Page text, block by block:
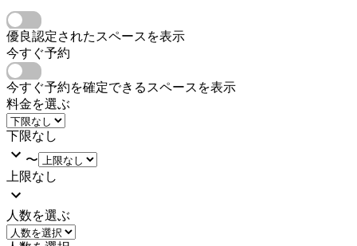
優良認定されたスペースを表示
今すぐ予約
今すぐ予約を確定できるスペースを表示
料金を選ぶ
下限なし
〜
上限なし
人数を選ぶ